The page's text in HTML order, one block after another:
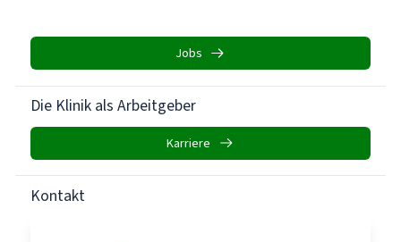
Jobs
Die Klinik als Arbeitgeber
Karriere
Kontakt